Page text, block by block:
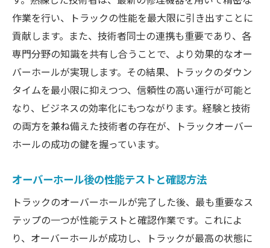
作業を行い、トラックの性能を最大限に引き出すことに
貢献します。また、技術者同士の連携も重要であり、各
専門分野の知識を共有し合うことで、より効果的なオー
バーホールが実現します。その結果、トラックのダウン
タイムを最小限に抑えつつ、信頼性の高い運行が可能と
なり、ビジネスの効率化にもつながります。経験と技術
の両方を兼ね備えた技術者の存在が、トラックオーバー
ホールの成功の鍵を握っています。
オーバーホール後の性能テストと確認方法
トラックのオーバーホールが完了した後、最も重要なス
テップの一つが性能テストと確認作業です。これによ
り、オーバーホールが成功し、トラックが最高の状態に